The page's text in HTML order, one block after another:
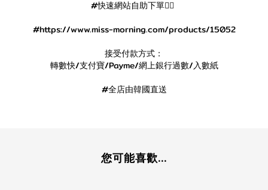
#快速網站自助下單👇🏻
#https://www.miss-morning.com/products/15052
接受付款方式：
轉數快/支付寶/Payme/網上銀行過數/入數紙
#全店由韓國直送
您可能喜歡...